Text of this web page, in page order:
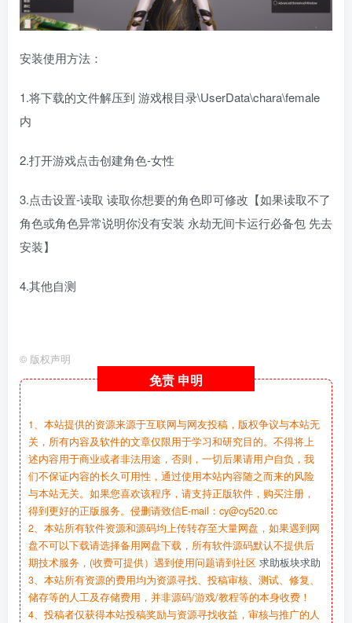
安装使用方法：
1.将下载的文件解压到 游戏根目录\UserData\chara\female
内
2.打开游戏点击创建角色-女性
3.点击设置-读取 读取你想要的角色即可修改【如果读取不了
角色或角色异常说明你没有安装 永劫无间卡运行必备包 先去
安装】
4.其他自测
© 版权声明
免责 申明
1、本站提供的资源来源于互联网与网友投稿，版权争议与本站无
关，所有内容及软件的文章仅限用于学习和研究目的。不得将上
述内容用于商业或者非法用途，否则，一切后果请用户自负，我
们不保证内容的长久可用性，通过使用本站内容随之而来的风险
与本站无关。如果您喜欢该程序，请支持正版软件，购买注册，
得到更好的正版服务。侵删请致信E-mail：cy@cy520.cc
2、本站所有软件资源和源码均上传转存至大量网盘，如果遇到网
盘不可以下载请选择备用网盘下载，所有软件源码默认不提供后
期技术服务，(收费可提供）遇到使用问题请到社区 求助板块求助
3、本站所有资源的费用均为资源寻找、投稿审核、测试、修复、
储存等的人工及存储费用，并非源码/游戏/教程等的本身收费！
4、投稿者仅获得本站投稿奖励与资源寻找收益，审核与推广的人